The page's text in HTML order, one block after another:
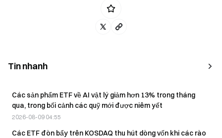
Tin nhanh
Các sản phẩm ETF về AI vật lý giảm hơn 13% trong tháng
qua, trong bối cảnh các quỹ mới được niêm yết
2026-08-09 04:55
Các ETF đòn bẩy trên KOSDAQ thu hút dòng vốn khi các rào